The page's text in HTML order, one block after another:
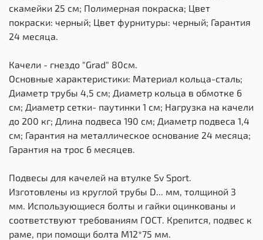
скамейки 25 см; Полимерная покраска; Цвет
покраски: черный; Цвет фурнитуры: черный; Гарантия
24 месяца.
Качели - гнездо "Grad" 80см.
Основные характеристики: Материал кольца-сталь;
Диаметр трубы 4,5 см; Диаметр кольца в обмотке 6
см; Диаметр сетки- паутинки 1 см; Нагрузка на качели
до 200 кг; Длина подвеса 190 см; Диаметр подвеса 1,4
см; Гарантия на металлическое основание 24 месяца;
Гарантия на трос 6 месяцев.
Подвесы для качелей на втулке Sv Sport.
Изготовлены из круглой трубы D... мм, толщиной 3
мм. Использующиеся болты и гайки оцинкованы и
соответствуют требованиям ГОСТ. Крепится, подвес к
раме, при помощи болта М12*75 мм.